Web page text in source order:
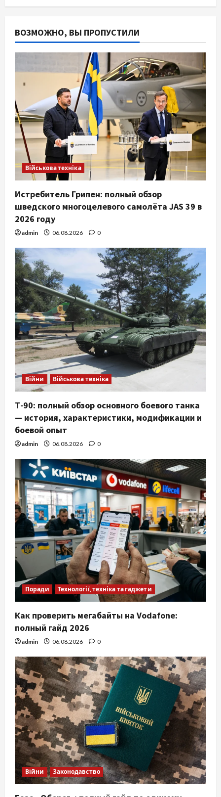
ВОЗМОЖНО, ВЫ ПРОПУСТИЛИ
Військова техніка
Истребитель Грипен: полный обзор
шведского многоцелевого самолёта JAS 39 в
2026 году
admin 06.08.2026 0
Війни Військова техніка
Т-90: полный обзор основного боевого танка
— история, характеристики, модификации и
боевой опыт
admin 06.08.2026 0
Поради Технології, техніка та гаджети
Как проверить мегабайты на Vodafone:
полный гайд 2026
admin 06.08.2026 0
Війни Законодавство